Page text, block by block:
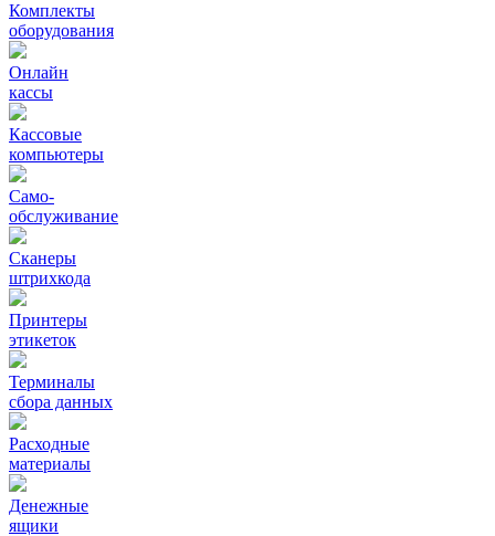
Комплекты
оборудования
Онлайн
кассы
Кассовые
компьютеры
Само-
обслуживание
Сканеры
штрихкода
Принтеры
этикеток
Терминалы
сбора данных
Расходные
материалы
Денежные
ящики